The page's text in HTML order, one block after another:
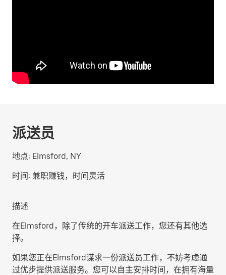
派送员
地点: Elmsford, NY
时间: 兼职赚钱，时间灵活
描述
在Elmsford，除了传统的开车派送工作，您还有其他选
择。
如果您正在Elmsford谋求一份派送员工作，不妨考虑通
过优步提供派送服务。您可以自主安排时间，在拥有海量